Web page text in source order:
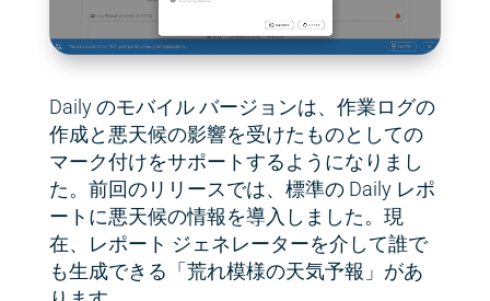
Daily のモバイル バージョンは、作業ログの
作成と悪天候の影響を受けたものとしての
マーク付けをサポートするようになりまし
た。前回のリリースでは、標準の Daily レポ
ートに悪天候の情報を導入しました。現
在、レポート ジェネレーターを介して誰で
も生成できる「荒れ模様の天気予報」があ